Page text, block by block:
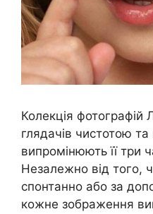
Колекція фотографій
глядачів чистотою
випромінюють її три
Незалежно від того,
спонтанно або за
кожне зображення